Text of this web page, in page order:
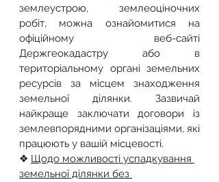
землеустрою, землеоціночних
робіт, можна ознайомитися на
офіційному веб-сайті
Держгеокадастру або в
територіальному органі земельних
ресурсів за місцем знаходження
земельної ділянки. Зазвичай
найкраще заключати договори із
землевпорядними організаціями, які
працюють у вашій місцевості.
❖ Щодо можливості успадкування
земельної ділянки без